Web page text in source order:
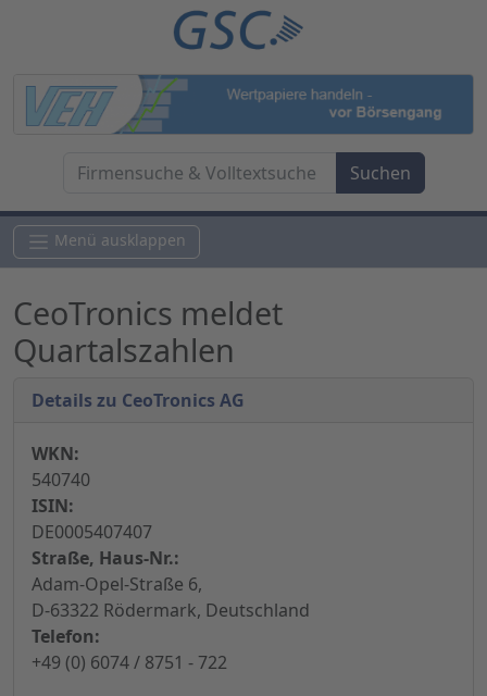
Menü ausklappen
CeoTronics meldet
Quartalszahlen
Details zu CeoTronics AG
WKN:
540740
ISIN:
DE0005407407
Straße, Haus-Nr.:
Adam-Opel-Straße 6,
D-63322 Rödermark, Deutschland
Telefon:
+49 (0) 6074 / 8751 - 722